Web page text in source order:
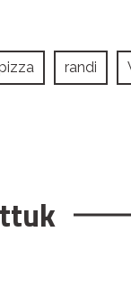
randi